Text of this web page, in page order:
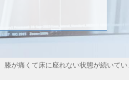
膝が痛くて床に座れない状態が続いて